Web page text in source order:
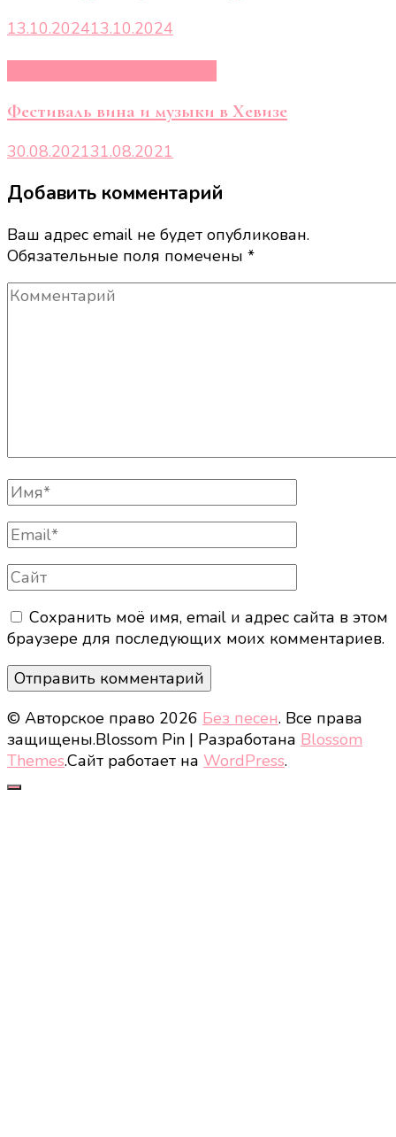
13.10.202413.10.2024
Фестиваль вина и музыки в Хевизе
30.08.202131.08.2021
Добавить комментарий
Ваш адрес email не будет опубликован.
Обязательные поля помечены *
Комментарий
Полное
Имя
Email
Сайт
Сохранить моё имя, email и адрес сайта в этом
браузере для последующих моих комментариев.
© Авторское право 2026 Без песен. Все права
защищены.Blossom Pin | Разработана Blossom
Themes.Сайт работает на WordPress.